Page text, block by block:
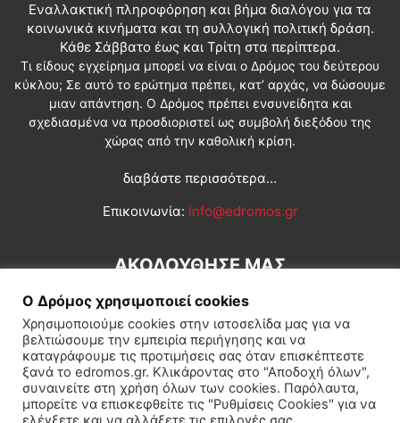
Εναλλακτική πληροφόρηση και βήμα διαλόγου για τα
κοινωνικά κινήματα και τη συλλογική πολιτική δράση.
Κάθε Σάββατο έως και Τρίτη στα περίπτερα.
Τι είδους εγχείρημα μπορεί να είναι ο Δρόμος του δεύτερου
κύκλου; Σε αυτό το ερώτημα πρέπει, κατ’ αρχάς, να δώσουμε
μιαν απάντηση. Ο Δρόμος πρέπει ενσυνείδητα και
σχεδιασμένα να προσδιοριστεί ως συμβολή διεξόδου της
χώρας από την καθολική κρίση.
διαβάστε περισσότερα...
Επικοινωνία: info@edromos.gr
ΑΚΟΛΟΥΘΗΣΕ ΜΑΣ
Εγγραφή συνδρομητή Πολιτική Διεθνή Κοινωνία
Ο Δρόμος χρησιμοποιεί cookies
Χρησιμοποιούμε cookies στην ιστοσελίδα μας για να
βελτιώσουμε την εμπειρία περιήγησης και να
καταγράφουμε τις προτιμήσεις σας όταν επισκέπτεστε
ξανά το edromos.gr. Κλικάροντας στο "Αποδοχή όλων",
συναινείτε στη χρήση όλων των cookies. Παρόλαυτα,
μπορείτε να επισκεφθείτε τις "Ρυθμίσεις Cookies" για να